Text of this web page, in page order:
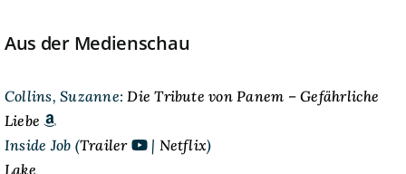
Aus der Medienschau
Collins, Suzanne:Die Tribute von Panem – Gefährliche
Liebe
Inside Job (Trailer | Netflix)
Lake